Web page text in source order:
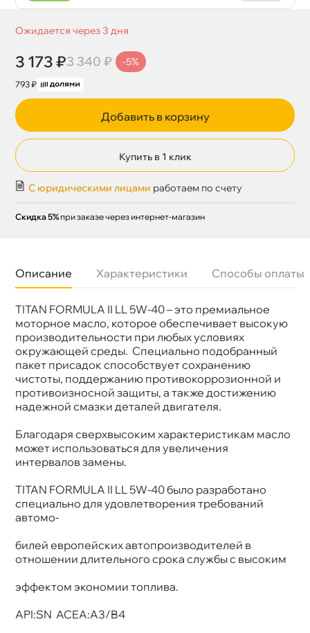
Ожидается через 3 дня
3 173 ₽3 340 ₽ -5%
793 ₽
Добавить в корзину
Купить в 1 клик
С юридическими лицами работаем по счету
Скидка 5% при заказе через интернет-магазин
Описание Характеристики Способы оплаты
TITAN FORMULA II LL 5W-40 – это премиальное
моторное масло, которое обеспечивает высокую
производительности при любых условиях
окружающей среды. Специально подобранный
пакет присадок способствует сохранению
чистоты, поддержанию противокоррозионной и
противоизносной защиты, а также достижению
надежной смазки деталей двигателя.
Благодаря сверхвысоким характеристикам масло
может использоваться для увеличения
интервалов замены.
TITAN FORMULA II LL 5W-40 было разработано
специально для удовлетворения требований
автомо-
илей европейских автопроизводителей
отношении длительного срока службы с высоким
эффектом экономии топлива.
API:SN ACEA:A3/B4
язкость
5W-40
Тип масла
Синтетика
Допуски
VW 502 00/505 00 BMW LONGLIFE-01 MB
229.5/226.5
Спецификации
API SN ACEA А3/B4
Объем
4л
0069491006
Применение
Двигатель